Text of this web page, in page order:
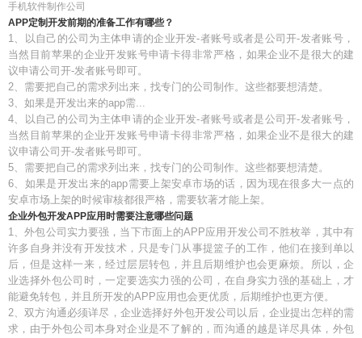
手机软件制作公司
APP定制开发前期的准备工作有哪些？
1、以自己的公司为主体申请的企业开发-者账号或者是公司开-发者账号，
当然目前苹果的企业开发账号申请卡得非常严格，如果企业不是很大的建
议申请公司开-发者账号即可。
2、需要把自己的需求列出来，找专门的公司制作。这些都要想清楚。
3、如果是开发出来的app需...
4、以自己的公司为主体申请的企业开发-者账号或者是公司开-发者账号，
当然目前苹果的企业开发账号申请卡得非常严格，如果企业不是很大的建
议申请公司开-发者账号即可。
5、需要把自己的需求列出来，找专门的公司制作。这些都要想清楚。
6、如果是开发出来的app需要上架安卓市场的话，因为现在很多大一点的
安卓市场上架的时候审核都很严格，需要软著才能上架。
企业外包开发APP应用时需要注意哪些问题
1、外包公司实力要强，当下市面上的APP应用开发公司不胜枚举，其中有
许多自身并没有开发技术，只是专门从事提篮子的工作，他们在接到单以
后，但是这样一来，经过层层转包，并且后期维护也会更麻烦。所以，企
业选择外包公司时，一定要选实力强的公司，在自身实力强的基础上，才
能避免转包，并且所开发的APP应用也会更优质，后期维护也更方便。
2、双方沟通必须详尽，企业选择好外包开发公司以后，企业提出怎样的需
求，由于外包公司本身对企业是不了解的，而沟通的越是详尽具体，外包